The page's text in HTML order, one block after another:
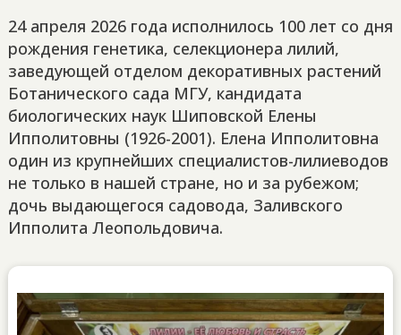
24 апреля 2026 года исполнилось 100 лет со дня
рождения генетика, селекционера лилий,
заведующей отделом декоративных растений
Ботанического сада МГУ, кандидата
биологических наук Шиповской Елены
Ипполитовны (1926-2001). Елена Ипполитовна
один из крупнейших специалистов-лилиеводов
не только в нашей стране, но и за рубежом;
дочь выдающегося садовода, Заливского
Ипполита Леопольдовича.